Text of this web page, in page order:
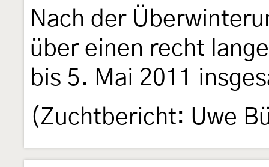
Nach der
über einen recht
bis 5. Mai 2011
(Zuchtbericht: Uwe